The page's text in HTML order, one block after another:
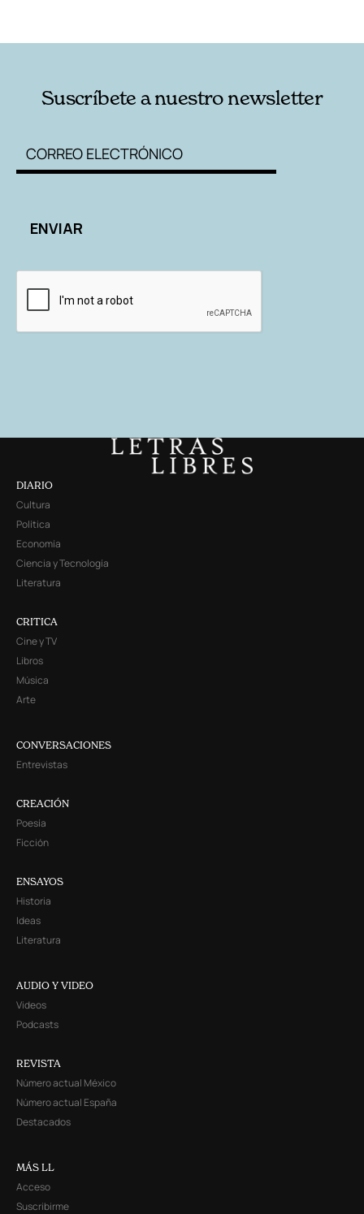
Suscríbete a nuestro newsletter
DIARIO
Cultura
Política
Economía
Ciencia y Tecnología
Literatura
CRITICA
Cine y TV
Libros
Música
Arte
CONVERSACIONES
Entrevistas
CREACIÓN
Poesía
Ficción
ENSAYOS
Historia
Ideas
Literatura
AUDIO Y VIDEO
Videos
Podcasts
REVISTA
Número actual México
Número actual España
Destacados
MÁS LL
Acceso
Suscribirme